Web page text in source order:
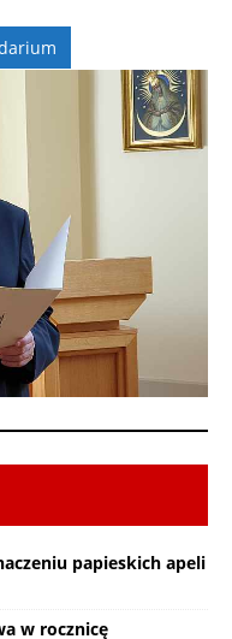
papieskich apeli
w rocznicę